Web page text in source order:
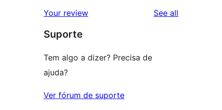
Your review See all
Suporte
Tem algo a dizer? Precisa de
ajuda?
Ver fórum de suporte